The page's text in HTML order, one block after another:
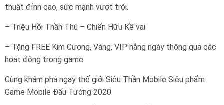
thuật đỉnh cao, sức mạnh vượt trội.
– Triệu Hồi Thần Thú – Chiến Hữu Kề vai
– Tặng FREE Kim Cương, Vàng, VIP hằng ngày thông qua các
hoạt động trong game
Cùng khám phá ngay thế giới Siêu Thần Mobile Siêu phẩm
Game Mobile Đấu Tướng 2020